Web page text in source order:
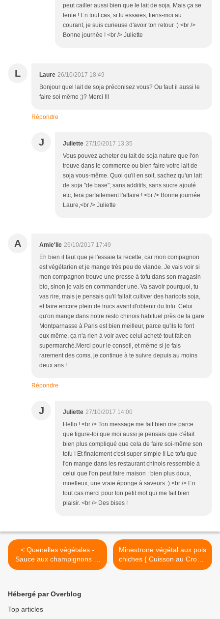
peut cailler aussi bien que le lait de soja. Mais ça se
tente ! En tout cas, si tu essaies, tiens-moi au
courant, je suis curieuse d'avoir ton retour :) <br />
Bonne journée ! <br /> Juliette
L Laure 26/10/2017 18:49
Bonjour quel lait de soja préconisez vous? Ou faut il aussi le
faire soi même ;)? Merci !!!
Répondre
J Juliette 27/10/2017 13:35
Vous pouvez acheter du lait de soja nature que l'on
trouve dans le commerce ou bien faire votre lait de
soja vous-même. Quoi qu'il en soit, sachez qu'un lait
de soja "de base", sans additifs, sans sucre ajouté
etc, fera parfaitement l'affaire ! <br /> Bonne journée
Laure,<br /> Juliette
A Amie'lie 26/10/2017 17:49
Eh bien il faut que je l'essaie ta recette, car mon compagnon
est végétarien et je mange très peu de viande. Je vais voir si
mon compagnon trouve une presse à tofu dans son magasin
bio, sinon je vais en commander une. Va savoir pourquoi, tu
vas rire, mais je pensais qu'il fallait cultiver des haricots soja,
et faire encore plein de trucs avant d'obtenir du tofu. Celui
qu'on mange dans notre resto chinois habituel près de la gare
Montparnasse à Paris est bien meilleur, parce qu'ils le font
eux même, ça n'a rien à voir avec celui acheté tout fait en
supermarché.Merci pour le conseil, et même si je fais
rarement des coms, je continue à te suivre depuis au moins
deux ans !
Répondre
J Juliette 27/10/2017 14:00
Hello ! <br /> Ton message me fait bien rire parce
que figure-toi que moi aussi je pensais que c'était
bien plus compliqué que cela de faire soi-même son
tofu ! Et finalement c'est super simple !! Le tofu que
l'on mange dans les restaurant chinois ressemble à
celui que l'on peut faire maison : bien plus doux,
moelleux, une vraie éponge à saveurs :) <br /> En
tout cas merci pour ton petit mot qui me fait bien
plaisir. <br /> Des bises !
< Quenelles végétales -
Sauce aux champignons et
au cidre
Minestrone végétal aux pois
chiches { Cuisson au Crock-
Pot } >
Hébergé par Overblog
Top articles